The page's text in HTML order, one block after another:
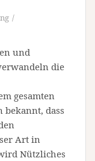
und
die
gesamten
bekannt, dass
Art in
Nützliches